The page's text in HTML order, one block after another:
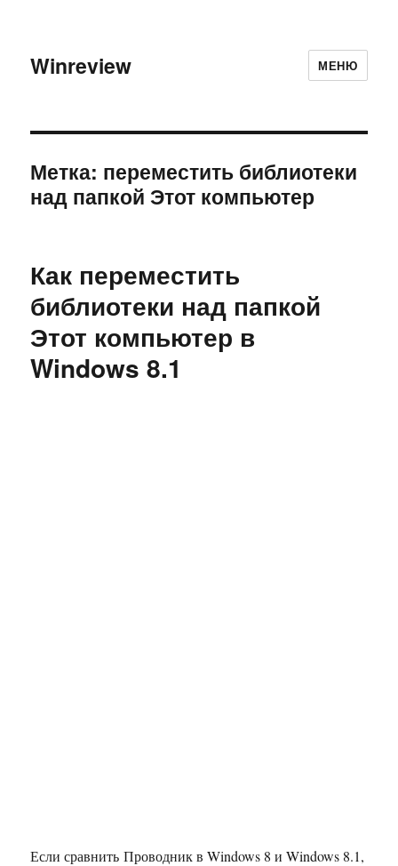
Winreview МЕНЮ
Метка: переместить библиотеки
над папкой Этот компьютер
Как переместить
библиотеки над папкой
Этот компьютер в
Windows 8.1
Если сравнить Проводник в Windows 8 и Windows 8.1,